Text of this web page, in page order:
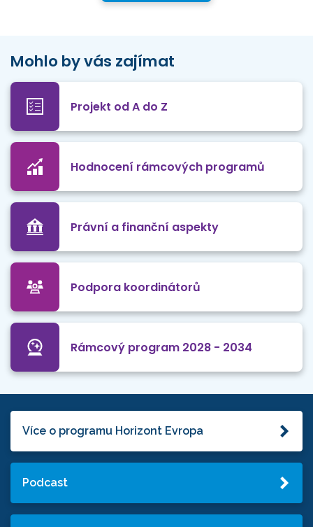
Mohlo by vás zajímat
Projekt od A do Z
Hodnocení rámcových programů
Právní a finanční aspekty
Podpora koordinátorů
Rámcový program 2028 - 2034
Více o programu Horizont Evropa
Podcast